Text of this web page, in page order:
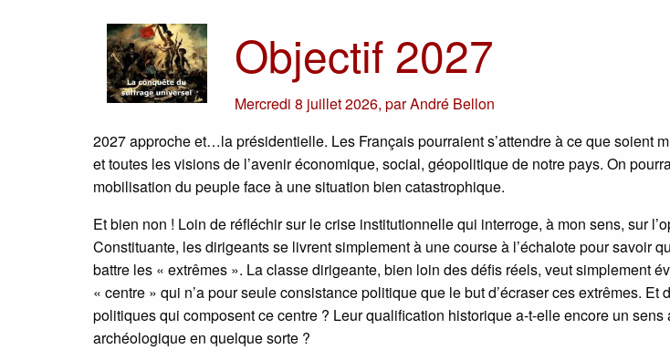
Objectif 2027
Mercredi 8 juillet 2026,parAndré Bellon
2027 approche et…la présidentielle. Les Français pourraient s’attendre à ce que soient
et toutes les visions de l’avenir économique, social, géopolitique de notre pays. On
mobilisation du peuple face à une situation bien catastrophique.
Et bien non ! Loin de réfléchir sur le crise institutionnelle qui interroge, à mon sens, sur
Constituante, les dirigeants se livrent simplement à une course à l’échalote pour savoir
battre les « extrêmes ». La classe dirigeante, bien loin des défis réels, veut simplement
« centre » qui n’a pour seule consistance politique que le but d’écraser ces extrêmes. Et
politiques qui composent ce centre ? Leur qualification historique a-t-elle encore un sens
archéologique en quelque sorte ?